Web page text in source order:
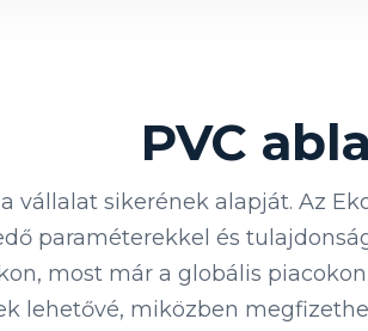
PVC
vállalat sikerének alapját. Az
paraméterekkel és
most már a globális
lehetővé, miközben